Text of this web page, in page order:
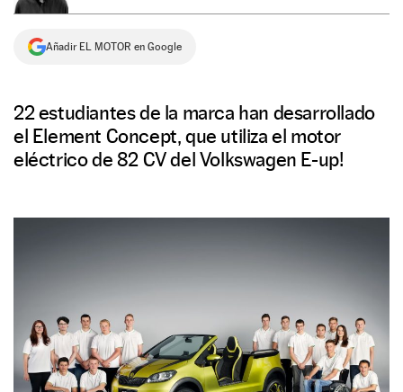
Añadir EL MOTOR en Google
22 estudiantes de la marca han desarrollado
el Element Concept, que utiliza el motor
eléctrico de 82 CV del Volkswagen E-up!